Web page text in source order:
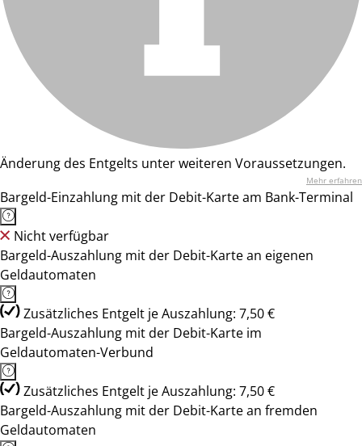
Änderung des Entgelts unter weiteren Voraussetzungen.
Mehr erfahren
Bargeld-Einzahlung mit der Debit-Karte am Bank-Terminal
Nicht verfügbar
Bargeld-Auszahlung mit der Debit-Karte an eigenen
Geldautomaten
Zusätzliches Entgelt je Auszahlung: 7,50 €
Bargeld-Auszahlung mit der Debit-Karte im
Geldautomaten-Verbund
Zusätzliches Entgelt je Auszahlung: 7,50 €
Bargeld-Auszahlung mit der Debit-Karte an fremden
Geldautomaten